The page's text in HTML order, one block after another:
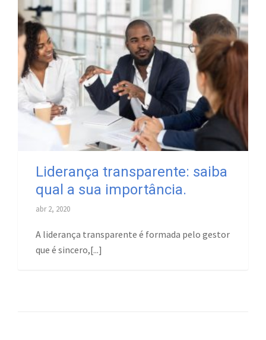
Liderança transparente: saiba
qual a sua importância.
abr 2, 2020
A liderança transparente é formada pelo gestor
que é sincero,[...]